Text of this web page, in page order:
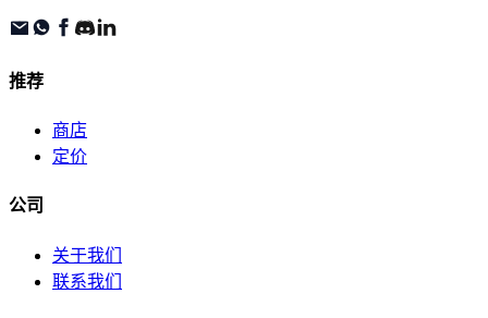
推荐
商店
定价
公司
关于我们
联系我们